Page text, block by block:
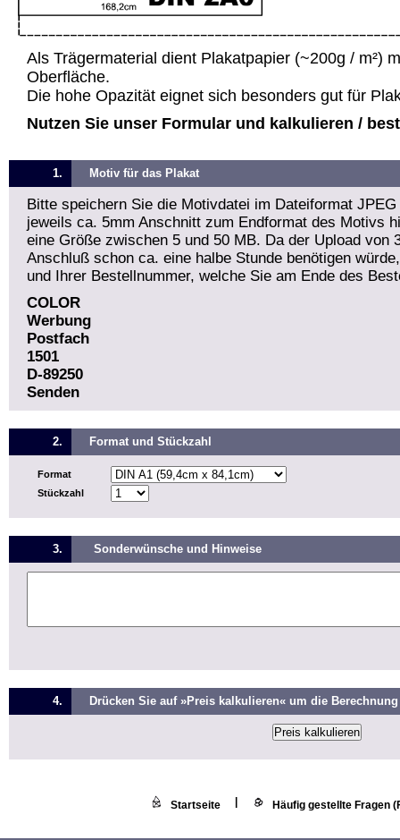
Als Trägermaterial dient Plakatpapier (~200g / m²)
Oberfläche.
Die hohe Opazität eignet sich besonders gut für
Nutzen Sie unser Formular und kalkulieren /
1. Motiv für das Plakat
Bitte speichern Sie die Motivdatei im Dateiformat
jeweils ca. 5mm Anschnitt zum Endformat des Motivs
eine Größe zwischen 5 und 50 MB. Da der Upload von
Anschluß schon ca. eine halbe Stunde benötigen
und Ihrer Bestellnummer, welche Sie am Ende des
COLOR
Werbung
Postfach
1501
D-89250
Senden
2. Format und Stückzahl
Format
Stückzahl
3. Sonderwünsche und Hinweise
4. Drücken Sie auf »Preis kalkulieren« um die
Startseite Häufig gestellte Fragen